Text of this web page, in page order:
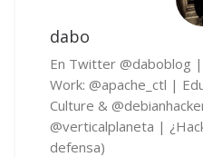
dabo
En Twitter @daboblog
Work: @apache_ctl |
Culture &
@verticalplaneta |
defensa)